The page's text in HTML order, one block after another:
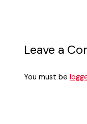
Leave a
You must be